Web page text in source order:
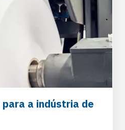
a indústria de